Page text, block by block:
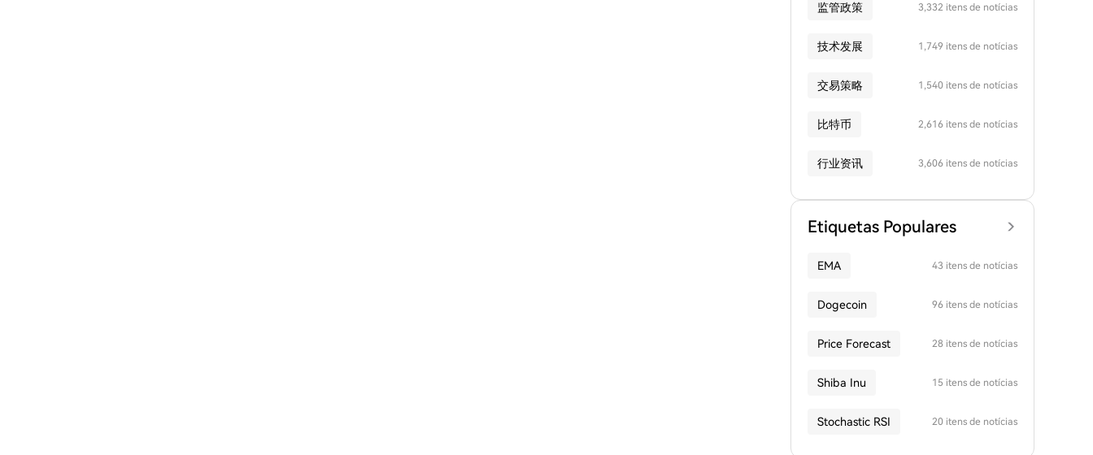
监管政策 3,332 itens de notícias
技术发展 1,749 itens de notícias
交易策略 1,540 itens de notícias
比特币 2,616 itens de notícias
行业资讯 3,606 itens de notícias
Etiquetas Populares
EMA 43 itens de notícias
Dogecoin 96 itens de notícias
Price Forecast 28 itens de notícias
Shiba Inu 15 itens de notícias
Stochastic RSI 20 itens de notícias